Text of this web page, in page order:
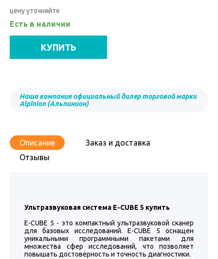
цену уточняйте
Есть в наличии
КУПИТЬ
Наша компания официальный дилер торговой марки
Alpinion (Альпинион)
Описание
Заказ и доставка
Отзывы
Ультразвуковая система E-CUBE 5 купить
E-CUBE 5 - это компактный ультразвуковой сканер
для базовых исследований. E-CUBE 5 оснащен
уникальными программными пакетами для
множества сфер исследований, что позволяет
повышать достоверность и точность диагностики.